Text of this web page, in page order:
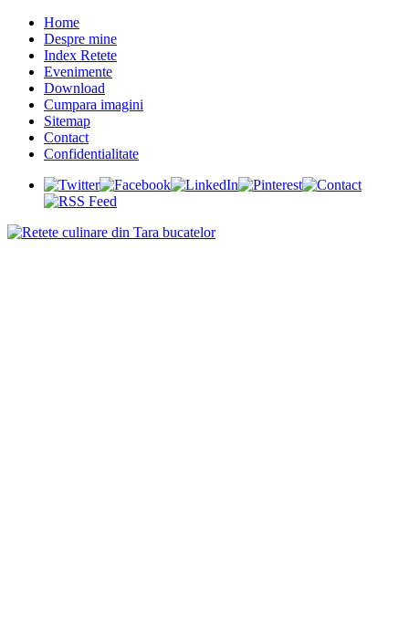
Home
Despre mine
Index Retete
Evenimente
Download
Cumpara imagini
Sitemap
Contact
Confidentialitate